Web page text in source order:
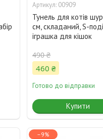
00909
Тунель для котів
см, складаний, S-
іграшка для кішок
490 ₴
460 ₴
Готово до відправки
Купити
–9%